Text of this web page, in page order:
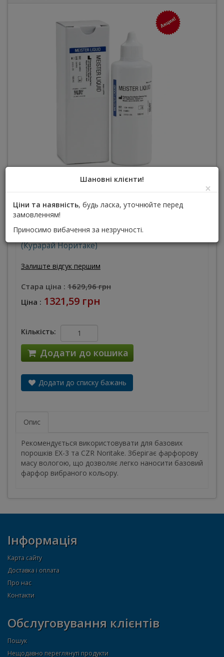
висихаюча (пролонгована) рідина для
Виробник :Kuraray Noritake Dental Inc.
(Курарай Норитаке)
Залиште відгук першим
Стара ціна : 1629,96 грн
Ціна : 1321,59 грн
Кількість:
Додати до кошика
Додати до списку бажань
Опис
Рекомендується використовувати для базових
порошків EX-3 та CZR Noritake. Зберігає фарфорову
масу вологою, що дозволяє легко наносити базовий
фарфор вибраного кольору.
Інформація
Карта сайту
Доставка і оплата
Про нас
Контакти
Обслуговування клієнтів
Пошук
Нещодавно переглянуті продукти
Шановні клієнти!
×
Ціни та наявність, будь ласка, уточнюйте перед
замовленням!
Приносимо вибачення за незручності.